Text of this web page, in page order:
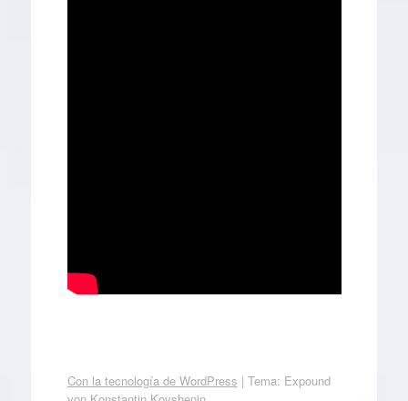
Con la tecnología de WordPress | Tema: Expound